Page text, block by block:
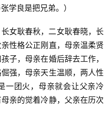
学良是把兄弟。）
女耿春秋，二女耿春晓，长
性格公正刚直，母亲温柔贤
子，母亲在婚后辞去工作，
强，母亲天生温顺，两人性
一团火，母亲就会让父亲冷
亲的觉着冷静，父亲在历次